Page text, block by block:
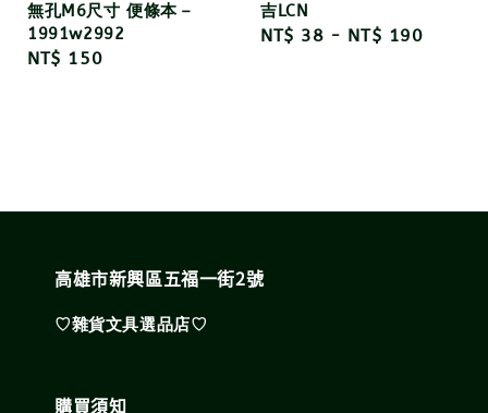
無孔M6尺寸 便條本－
1991w2992
Regular
NT$ 150
吉LCN
Regular
NT$ 38 - NT$ 190
高雄市新興區五福一街2號
♡雜貨文具選品店♡
購買須知